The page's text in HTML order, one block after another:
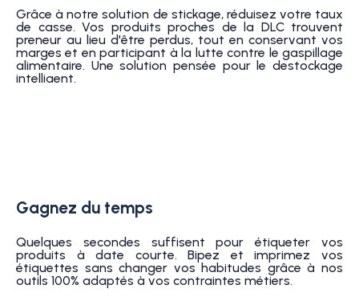
Grâce à notre solution de stickage, réduisez votre taux
de casse. Vos produits proches de la DLC trouvent
preneur au lieu d'être perdus, tout en conservant vos
marges et en participant à la lutte contre le gaspillage
alimentaire. Une solution pensée pour le destockage
intelligent.
Gagnez du temps
Quelques secondes suffisent pour étiqueter vos
produits à date courte. Bipez et imprimez vos
étiquettes sans changer vos habitudes grâce à nos
outils 100% adaptés à vos contraintes métiers.